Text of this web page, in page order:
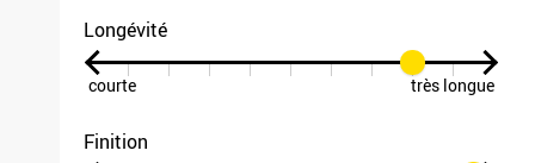
Longévité
courte très longue
Finition